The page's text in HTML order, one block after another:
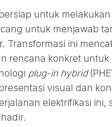
untuk
untuk menjawab
Transformasi ini
rencana konkret
plug-in hybrid
visual dan
elektrifikasi